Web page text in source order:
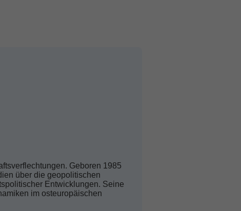
Geboren 1985
über die geopolitischen
Entwicklungen. Seine
im osteuropäischen